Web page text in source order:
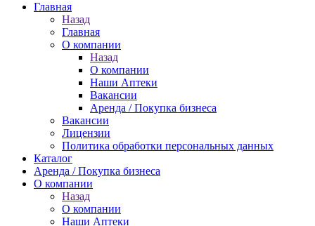
Главная
Назад
Главная
О компании
Назад
О компании
Наши Аптеки
Вакансии
Аренда / Покупка бизнеса
Вакансии
Лицензии
Политика обработки персональных данных
Каталог
Аренда / Покупка бизнеса
О компании
Назад
О компании
Наши Аптеки